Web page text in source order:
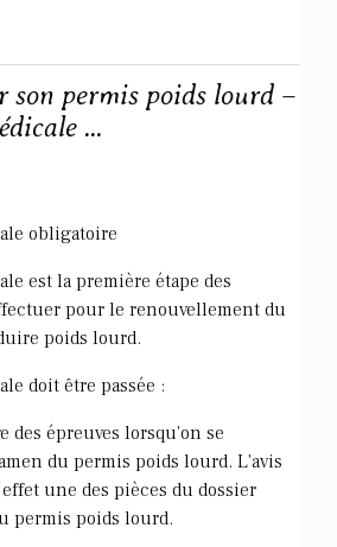
son permis poids lourd –
...
obligatoire
est la première étape des
pour le renouvellement du
poids lourd.
doit être passée :
des épreuves lorsqu'on se
du permis poids lourd. L'avis
une des pièces du dossier
permis poids lourd.